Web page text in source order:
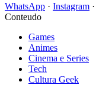
WhatsApp · Instagram ·
Conteudo
Games
Animes
Cinema e Series
Tech
Cultura Geek